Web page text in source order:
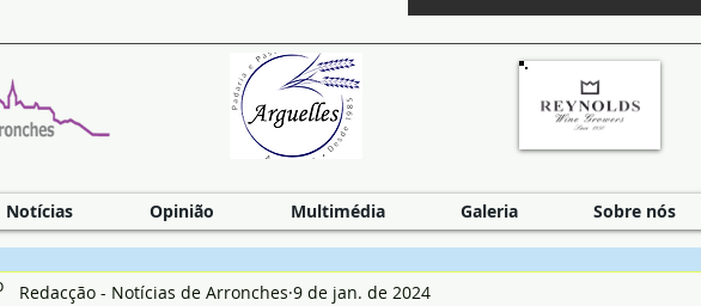
Notícias Opinião Multimédia Galeria Sobre nós
Redacção - Notícias de Arronches 9 de jan. de 2024